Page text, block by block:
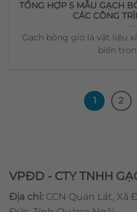
TỔNG HỢP 5 MẪU GẠCH
CÁC CÔNG
Gạch bông gió là vật liệu
biến
1 2
VPĐD - CTY TNHH
Địa chỉ: CCN Quán Lát, Xã